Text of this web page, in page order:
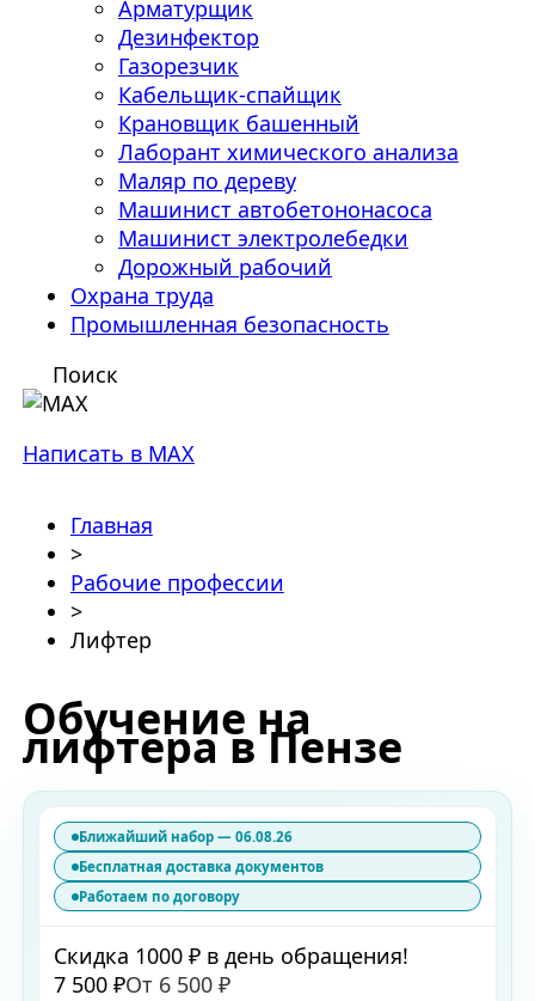
Арматурщик
Дезинфектор
Газорезчик
Кабельщик-спайщик
Крановщик башенный
Лаборант химического анализа
Маляр по дереву
Машинист автобетононасоса
Машинист электролебедки
Дорожный рабочий
Охрана труда
Промышленная безопасность
Поиск
Написать в MAX
Главная
>
Рабочие профессии
>
Лифтер
Обучение на
лифтера в Пензе
Ближайший набор — 06.08.26
Бесплатная доставка документов
Работаем по договору
Скидка 1000 ₽ в день обращения!
7 500 ₽От 6 500 ₽